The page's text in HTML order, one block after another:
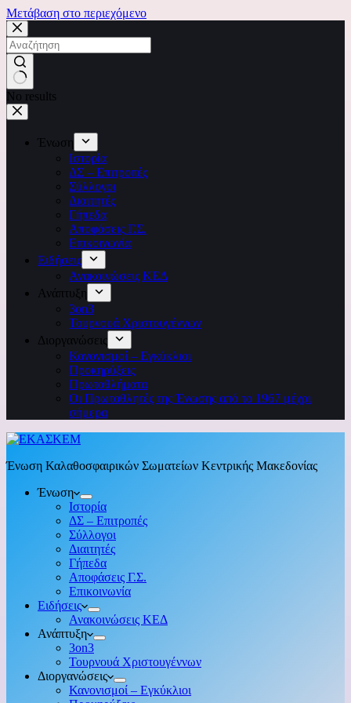
Μετάβαση στο περιεχόμενο
No results
Ένωση
Ιστορία
ΔΣ – Επιτροπές
Σύλλογοι
Διαιτητές
Γήπεδα
Αποφάσεις Γ.Σ.
Επικοινωνία
Ειδήσεις
Ανακοινώσεις ΚΕΔ
Ανάπτυξη
3on3
Τουρνουά Χριστουγέννων
Διοργανώσεις
Κανονισμοί – Εγκύκλιοι
Προκηρύξεις
Πρωταθλήματα
Οι Πρωταθλητές της Ένωσης από το 1967 μέχρι
σήμερα
Ένωση Καλαθοσφαιρικών Σωματείων Κεντρικής Μακεδονίας
Ένωση
Ιστορία
ΔΣ – Επιτροπές
Σύλλογοι
Διαιτητές
Γήπεδα
Αποφάσεις Γ.Σ.
Επικοινωνία
Ειδήσεις
Ανακοινώσεις ΚΕΔ
Ανάπτυξη
3on3
Τουρνουά Χριστουγέννων
Διοργανώσεις
Κανονισμοί – Εγκύκλιοι